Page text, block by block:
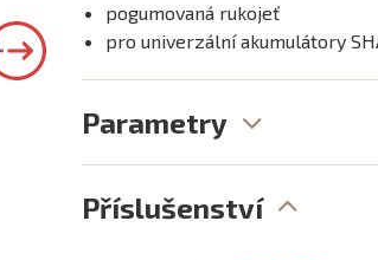
pogumovaná rukojeť
pro univerzální akumulátory
Parametry
Příslušenství